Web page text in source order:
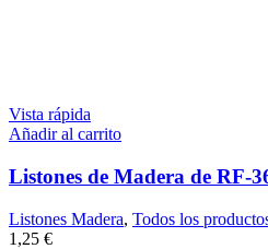
Vista rápida
Añadir al carrito
Listones de Madera de RF-
Listones Madera, Todos los
1,25 €